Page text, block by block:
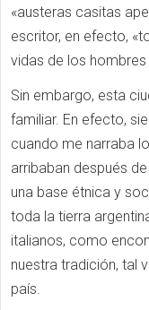
«austeras casitas
escritor, en efecto,
vidas de los
Sin embargo, esta
familiar. En efecto,
cuando me narraba
arribaban después
una base étnica y
toda la tierra
italianos, como
nuestra tradición, tal
país.